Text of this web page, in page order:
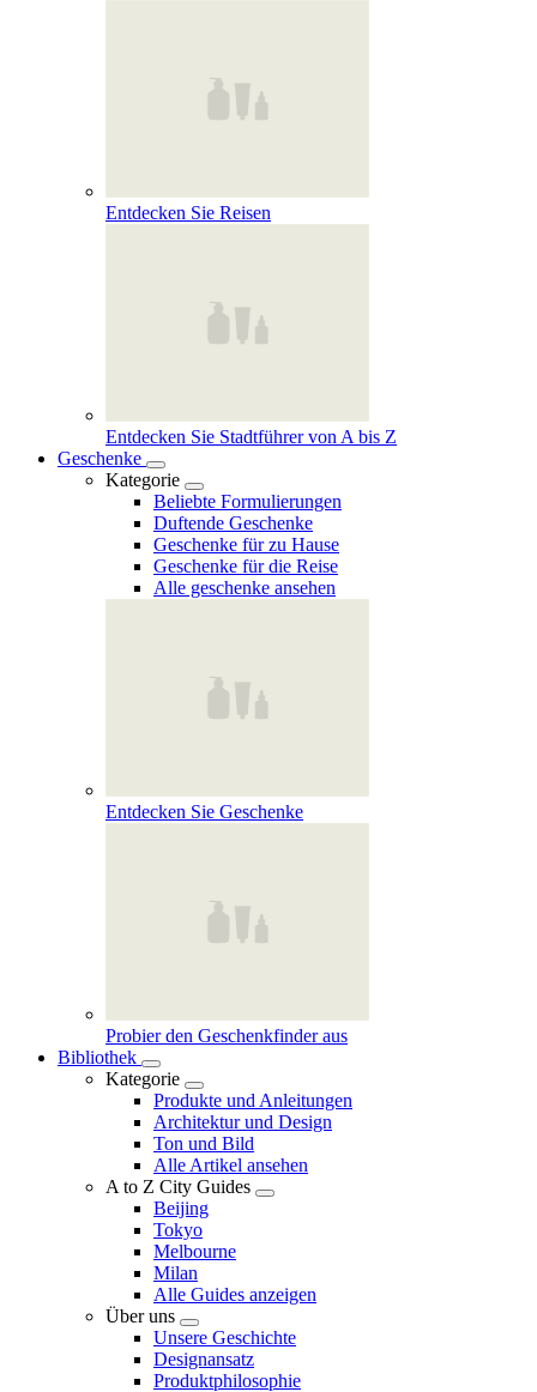
Entdecken Sie Reisen
Entdecken Sie Stadtführer von A bis Z
Geschenke
Kategorie
Beliebte Formulierungen
Duftende Geschenke
Geschenke für zu Hause
Geschenke für die Reise
Alle geschenke ansehen
Entdecken Sie Geschenke
Probier den Geschenkfinder aus
Bibliothek
Kategorie
Produkte und Anleitungen
Architektur und Design
Ton und Bild
Alle Artikel ansehen
A to Z City Guides
Beijing
Tokyo
Melbourne
Milan
Alle Guides anzeigen
Über uns
Unsere Geschichte
Designansatz
Produktphilosophie